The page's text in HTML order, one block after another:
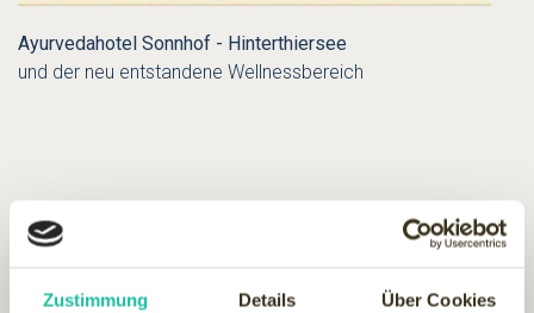
Zustimmung Details Über Cookies
Ayurvedahotel Sonnhof - Hinterthiersee
und der neu entstandene Wellnessbereich